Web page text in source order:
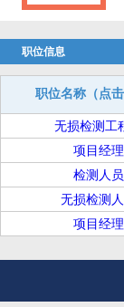
职位信息
职位名称（点击
无损检测工
项目经理
检测人员
无损检测
项目经理